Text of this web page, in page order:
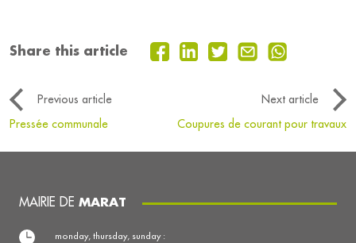
Share this article
Previous article
Next article
Pressée communale
Coupures de courant pour travaux
MAIRIE DE MARAT
monday, thursday, sunday :